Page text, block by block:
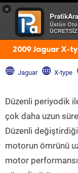
×
Üstün
2009 Jaguar X-
Jaguar X-type
Düzenli periyodik
çok daha uzun
Düzenli
motorun ömrünü
motor